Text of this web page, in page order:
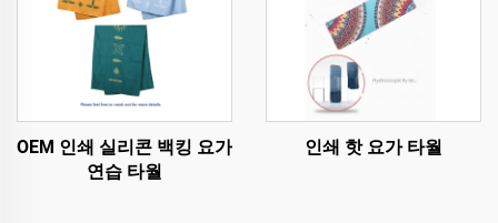
OEM 인쇄 실리콘 백킹 요가
연습 타월
인쇄 핫 요가 타월